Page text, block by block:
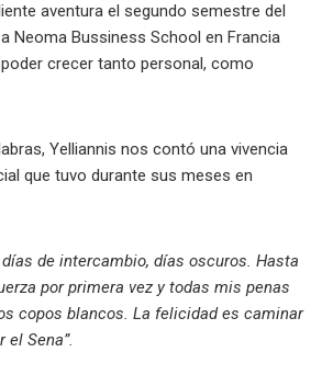
aventura el segundo semestre del
Neoma Bussiness School en Francia
crecer tanto personal, como
Yelliannis nos contó una vivencia
que tuvo durante sus meses en
de intercambio, días oscuros. Hasta
por primera vez y todas mis penas
copos blancos. La felicidad es caminar
el Sena”.